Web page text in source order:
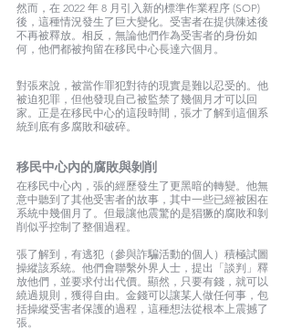
然而，在 2022 年 8 月引入新的標準作業程序 (SOP)
後，這種情況發生了巨大變化。受害者在提供陳述後
不再被釋放。相反，無論他們作為受害者的身份如
何，他們都被拘留在移民中心長達六個月。
對張來說，被當作罪犯對待的現實是難以忍受的。他
被迫犯罪，但他發現自己被監禁了幾個月才可以回
家。正是在移民中心的這段時間，張才了解到這個系
統到底有多腐敗和破碎。
移民中心內的腐敗與剝削
在移民中心內，張的經歷發生了更黑暗的轉變。他無
意中聽到了其他受害者的故事，其中一些已經被困在
系統中幾個月了。但最讓他震驚的是猖獗的腐敗和剝
削似乎控制了整個過程。
張了解到，有逃犯（參與詐騙活動的個人）積極試圖
操縱該系統。他們會聯繫外界人士，提出「談判」釋
放他們，並要求付出代價。顯然，只要有錢，就可以
繞過規則，獲得自由。金錢可以讓某人做任何事，包
括操縱受害者保護的過程，這種想法從根本上震撼了
張。